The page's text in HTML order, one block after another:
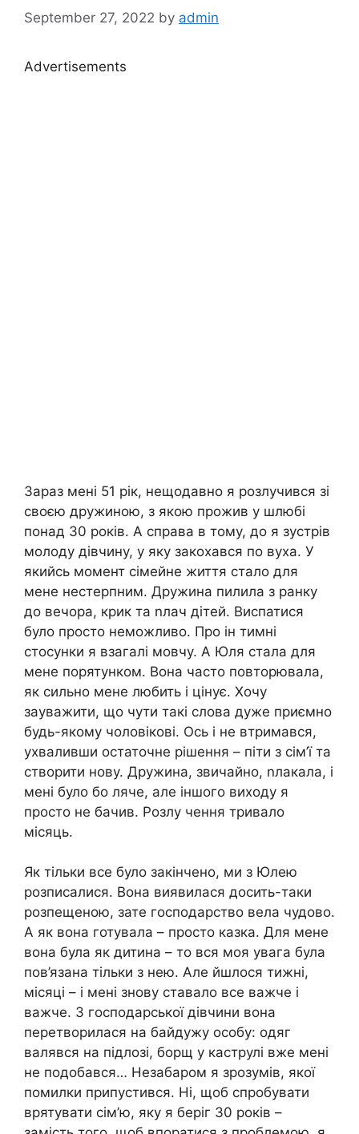
September 27, 2022 by admin
Advertisements
Зараз мені 51 рік, нещодавно я розлучився зі
своєю дружиною, з якою прожив у шлюбі
понад 30 років. А справа в тому, до я зустрів
молоду дівчину, у яку закохався по вуха. У
якийсь момент сімейне життя стало для
мене нестерпним. Дружина пилила з ранку
до вечора, крик та nлач дітей. Виспатися
було просто неможливо. Про ін тимні
стосунки я взагалі мовчу. А Юля стала для
мене порятунком. Вона часто повторювала,
як сильно мене любить і цінує. Хочу
зауважити, що чути такі слова дуже приємно
будь-якому чоловікові. Ось і не втримався,
ухваливши остаточне рішення – піти з сім’ї та
створити нову. Дружина, звичайно, nлакала, і
мені було бо ляче, але іншого виходу я
просто не бачив. Розлу чення тривало
місяць.
Як тільки все було закінчено, ми з Юлею
розписалися. Вона виявилася досить-таки
розпещеною, зате господарство вела чудово.
А як вона готувала – просто казка. Для мене
вона була як дитина – то вся моя увага була
пов’язана тільки з нею. Але йшлося тижні,
місяці – і мені знову ставало все важче і
важче. З господарської дівчини вона
перетворилася на байдужу особу: одяг
валявся на підлозі, борщ у каструлі вже мені
не подобався… Незабаром я зрозумів, якої
помилки припустився. Ні, щоб спробувати
врятувати сім’ю, яку я беріг 30 років –